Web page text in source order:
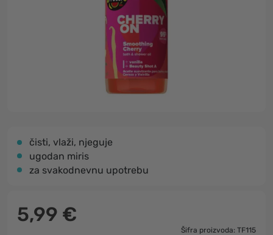
čisti, vlaži, njeguje
ugodan miris
za svakodnevnu upotrebu
5,99 €
Šifra proizvoda: TF115